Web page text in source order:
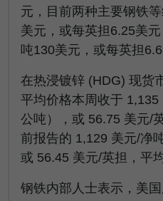
元，目前两种主要钢铁
美元，或每英担6.25美
吨130美元，或每英担
在热浸镀锌 (HDG) 现货
平均价格本周收于
公吨），或 56.75 美元/
前报告的 1,129 美元/净
或 56.45 美元/英担，平
钢铁内部人士表示，美